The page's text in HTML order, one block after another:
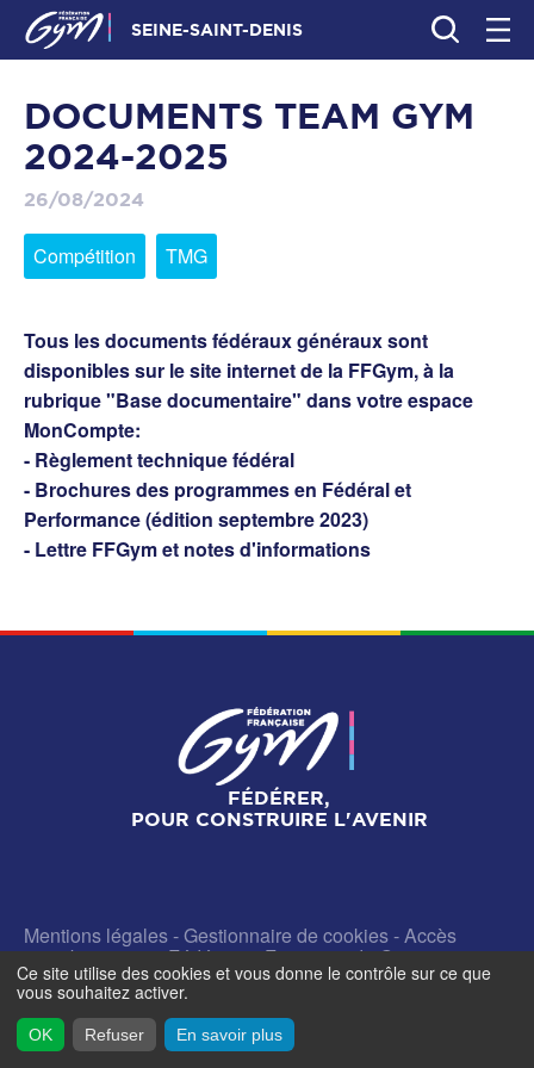
SEINE-SAINT-DENIS
DOCUMENTS TEAM GYM
2024-2025
26/08/2024
Compétition TMG
Tous les documents fédéraux généraux sont
disponibles sur le site internet de la FFGym, à la
rubrique "Base documentaire" dans votre espace
MonCompte:
- Règlement technique fédéral
- Brochures des programmes en Fédéral et
Performance (édition septembre 2023)
- Lettre FFGym et notes d'informations
FÉDÉRER,
POUR CONSTRUIRE L'AVENIR
Mentions légales-Gestionnaire de cookies-Accès
contributeurs- © Fédération Française de Gymnastique -
2026
Ce site utilise des cookies et vous donne le contrôle sur ce que
vous souhaitez activer.
OK Refuser En savoir plus